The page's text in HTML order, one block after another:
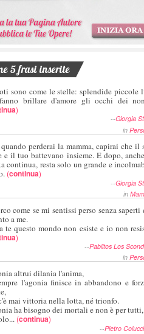
5 frasi inserite
sono come le stelle: splendide piccole
brillare d'amore gli occhi dei
)
--Giorgia
in
perderai la mamma, capirai che il
e il tuo battevano insieme. E dopo,
continua, resta solo un grande e
(continua)
--Giorgia
in
come se mi sentissi perso senza saperti
a me.
te questo mondo non esiste e io non
)
--Pablitos Los
in
altrui dilania l'anima,
l'agonia finisce in abbandono e
mai vittoria nella lotta, né trionfo.
ha bisogno dei mortali e non è per tutti,
(continua)
--Pietro